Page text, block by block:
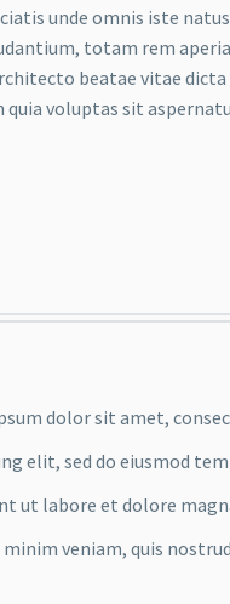
unde omnis iste
totam rem
beatae vitae
voluptas sit
dolor sit amet,
elit, sed do eiusmod
ut labore et dolore
minim veniam, quis nostrud